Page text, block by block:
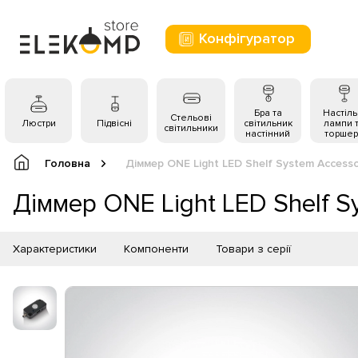
Конфігуратор
Люстри Підвісні
Стельові
світильники
Бра та
світильник
настінний
лампи
Головна Діммер ONE Light LED Shelf System
Діммер ONE Light LED Shelf
Характеристики Компоненти Товари з серії